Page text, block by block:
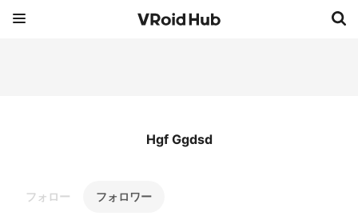
Hgf Ggdsd
フォロー フォロワー